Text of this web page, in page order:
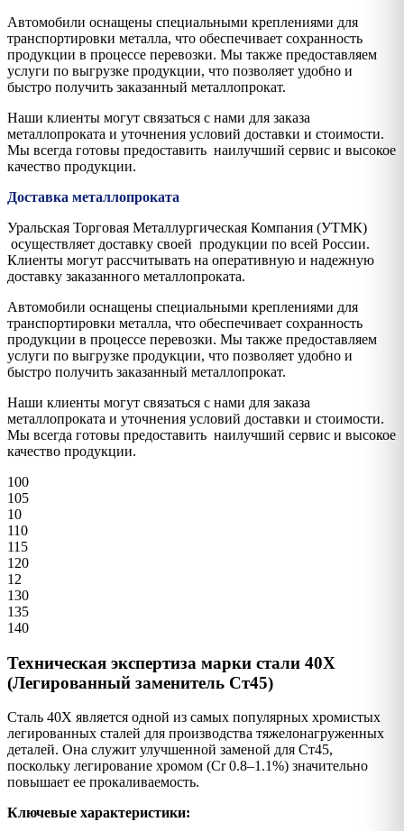
Автомобили оснащены специальными креплениями для
транспортировки металла, что обеспечивает сохранность
продукции в процессе перевозки. Мы также предоставляем
услуги по выгрузке продукции, что позволяет удобно и
быстро получить заказанный металлопрокат.
Наши клиенты могут связаться с нами для заказа
металлопроката и уточнения условий доставки и стоимости.
Мы всегда готовы предоставить наилучший сервис и высокое
качество продукции.
Доставка металлопроката
Уральская Торговая Металлургическая Компания (УТМК)
осуществляет доставку своей продукции по всей России.
Клиенты могут рассчитывать на оперативную и надежную
доставку заказанного металлопроката.
Автомобили оснащены специальными креплениями для
транспортировки металла, что обеспечивает сохранность
продукции в процессе перевозки. Мы также предоставляем
услуги по выгрузке продукции, что позволяет удобно и
быстро получить заказанный металлопрокат.
Наши клиенты могут связаться с нами для заказа
металлопроката и уточнения условий доставки и стоимости.
Мы всегда готовы предоставить наилучший сервис и высокое
качество продукции.
100
105
10
110
115
120
12
130
135
140
Техническая экспертиза марки стали 40Х
(Легированный заменитель Ст45)
Сталь 40Х является одной из самых популярных хромистых
легированных сталей для производства тяжелонагруженных
деталей. Она служит улучшенной заменой для Ст45,
поскольку легирование хромом (Cr 0.8–1.1%) значительно
повышает ее прокаливаемость.
Ключевые характеристики: